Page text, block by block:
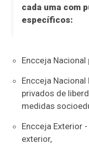
cada uma com
específicos:
Encceja
Encceja
privados de
medidas
Encceja Exterior
exterior,